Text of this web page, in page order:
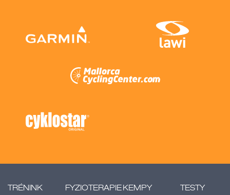
TRÉNINK FYZIOTERAPIE KEMPY TESTY